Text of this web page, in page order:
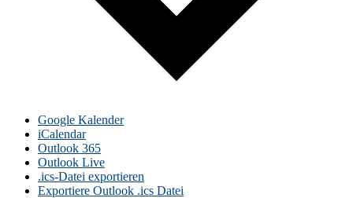
Google Kalender
iCalendar
Outlook 365
Outlook Live
.ics-Datei exportieren
Exportiere Outlook .ics Datei